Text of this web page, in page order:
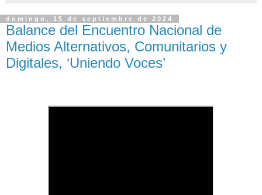
domingo, 15 de septiembre de 2024
Balance del Encuentro Nacional de
Medios Alternativos, Comunitarios y
Digitales, ‘Uniendo Voces’